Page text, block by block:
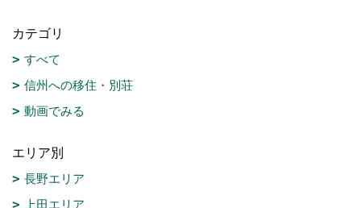
カテゴリ
すべて
信州への移住・別荘
動画でみる
エリア別
長野エリア
上田エリア